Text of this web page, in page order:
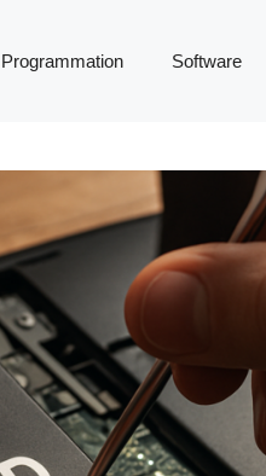
Programmation Software